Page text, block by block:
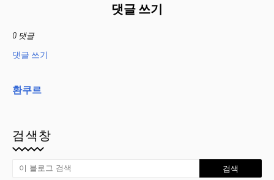
댓글 쓰기
0 댓글
댓글 쓰기
환쿠르
검색창